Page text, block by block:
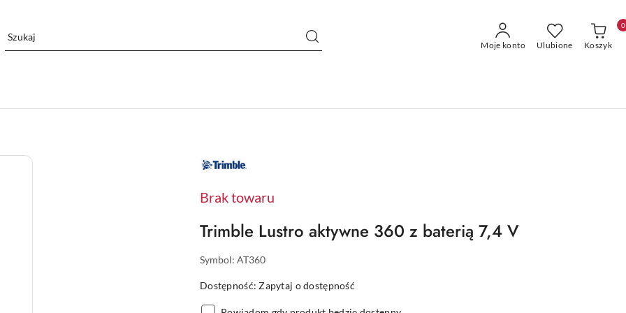
Moje konto Ulubione Koszyk
0
NAZWA
PRODUCENTA:
Brak towaru
Trimble Lustro aktywne 360 z baterią 7,4 V
Symbol: AT360
Dostępność:Zapytaj o dostępność